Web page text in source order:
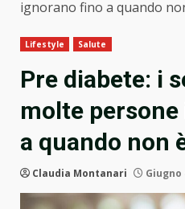
ignorano fino a quando
Lifestyle Salute
Pre diabete: i
molte
a quando non
Claudia Montanari Giugno